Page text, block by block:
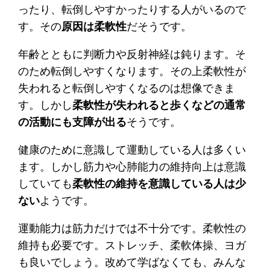
ったり、転倒しやすかったりする人がいるので
す。その原因は柔軟性だそうです。
年齢とともに判断力や反射神経は鈍ります。そ
のため転倒しやすくなります。その上柔軟性が
失われると転倒しやすくなるのは想像できま
す。しかし柔軟性が失われると歩くなどの通常
の活動にも支障が出るそうです。
健康のために意識して運動している人は多くい
ます。しかし筋力や心肺能力の維持向上は意識
していても柔軟性の維持を意識している人は少
ないようです。
運動能力は筋力だけでは不十分です。柔軟性の
維持も必要です。ストレッチ、柔軟体操、ヨガ
も良いでしょう。改めて学ばなくても、みんな